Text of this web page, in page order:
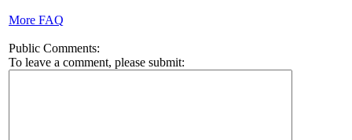
More FAQ
Public Comments:
To leave a comment, please submit: